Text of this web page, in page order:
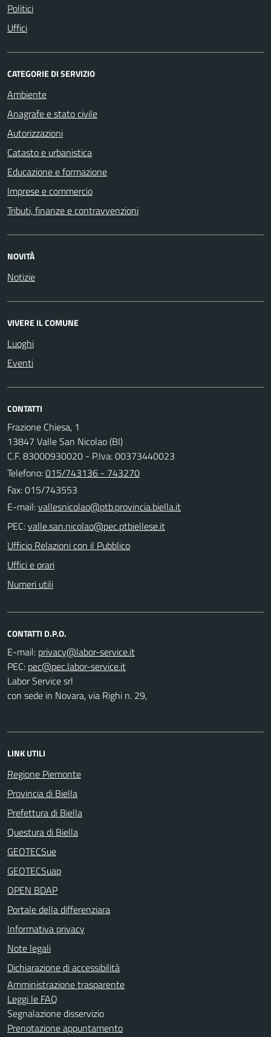
Politici
Uffici
CATEGORIE DI SERVIZIO
Ambiente
Anagrafe e stato civile
Autorizzazioni
Catasto e urbanistica
Educazione e formazione
Imprese e commercio
Tributi, finanze e contravvenzioni
NOVITÀ
Notizie
VIVERE IL COMUNE
Luoghi
Eventi
CONTATTI
Frazione Chiesa, 1
13847 Valle San Nicolao (BI)
C.F. 83000930020 - P.Iva: 00373440023
Telefono:015/743136 - 743270
Fax: 015/743553
E-mail:
PEC:
Ufficio Relazioni con il Pubblico
Uffici e orari
Numeri utili
CONTATTI D.P.O.
E-mail:
PEC:
Labor Service srl
con sede in Novara, via Righi n. 29,
LINK UTILI
Regione Piemonte
Provincia di Biella
Prefettura di Biella
Questura di Biella
GEOTECSue
GEOTECSuap
OPEN BDAP
Portale della differenziara
Informativa privacy
Note legali
Dichiarazione di accessibilità
Amministrazione trasparente
Leggi le FAQ
Segnalazione disservizio
Prenotazione appuntamento